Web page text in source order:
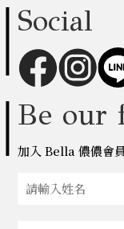
Social
Be our
加入 Bella 儂儂會